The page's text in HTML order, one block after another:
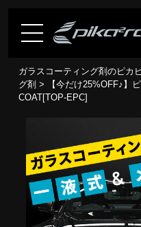
ガラスコーティング剤のピカ
グ剤 > 【今だけ25%OFF♪】
COAT[TOP-EPC]